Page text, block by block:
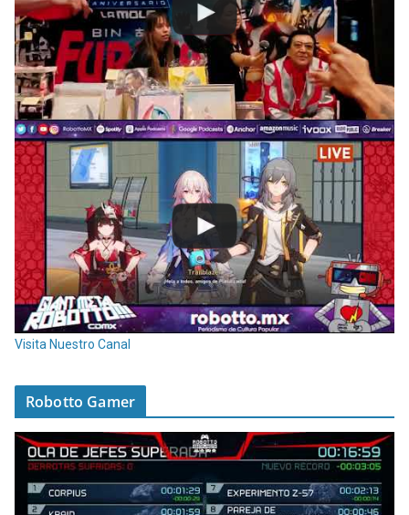
Visita Nuestro Canal
Robotto Gamer